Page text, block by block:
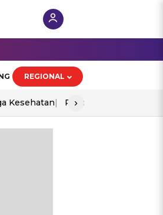
REGIONAL
Kesehatan Piala Aff 2026
›